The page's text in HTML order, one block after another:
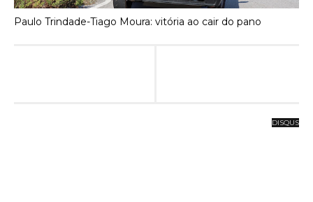
Paulo Trindade-Tiago Moura: vitória ao cair do pano
DISQUS